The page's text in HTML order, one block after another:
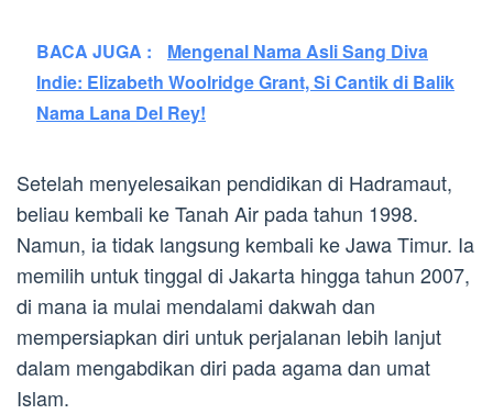
BACA JUGA :
Mengenal Nama Asli Sang Diva
Indie: Elizabeth Woolridge Grant, Si Cantik di Balik
Nama Lana Del Rey!
Setelah menyelesaikan pendidikan di Hadramaut,
beliau kembali ke Tanah Air pada tahun 1998.
Namun, ia tidak langsung kembali ke Jawa Timur. Ia
memilih untuk tinggal di Jakarta hingga tahun 2007,
di mana ia mulai mendalami dakwah dan
mempersiapkan diri untuk perjalanan lebih lanjut
dalam mengabdikan diri pada agama dan umat
Islam.